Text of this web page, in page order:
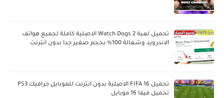
تحميل لعبة Watch Dogs 2 الاصلية كاملة لجميع هواتف
الاندرويد وشغالة 100% بحجم صغير جدا بدون انترنت
تحميل FIFA 16 الاصلية بدون انترنت للموبايل جرافيك PS3
تحميل فيفا 16 موبايل